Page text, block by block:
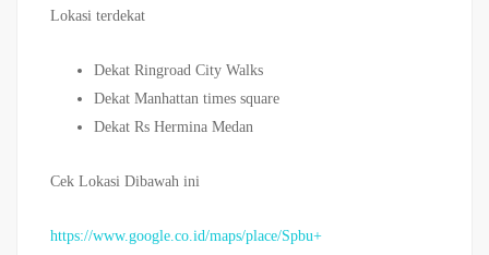
Lokasi terdekat
Dekat Ringroad City Walks
Dekat Manhattan times square
Dekat Rs Hermina Medan
Cek Lokasi Dibawah ini
https://www.google.co.id/maps/place/Spbu+